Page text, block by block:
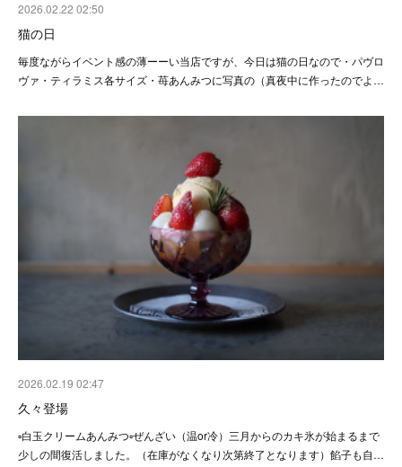
2026.02.22 02:50
猫の日
毎度ながらイベント感の薄ーーい当店ですが、今日は猫の日なので・パヴロ
ヴァ・ティラミス各サイズ・苺あんみつに写真の（真夜中に作ったのでよ…
2026.02.19 02:47
久々登場
▫️白玉クリームあんみつ▫️ぜんざい（温or冷）三月からのカキ氷が始まるまで
少しの間復活しました。（在庫がなくなり次第終了となります）餡子も自…